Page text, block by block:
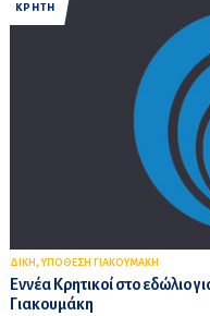
ΚΡΗΤΗ
ΔΙΚΗ , ΥΠΟΘΕΣΗ ΓΙΑΚΟΥΜΑΚΗ
Εννέα Κρητικοί στο εδώλιο
Γιακουμάκη